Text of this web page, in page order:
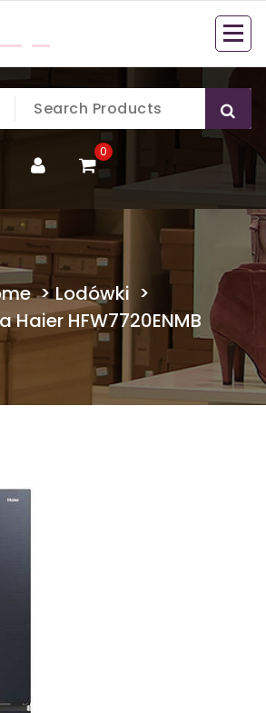
0
>Lodówki >
Haier HFW7720ENMB